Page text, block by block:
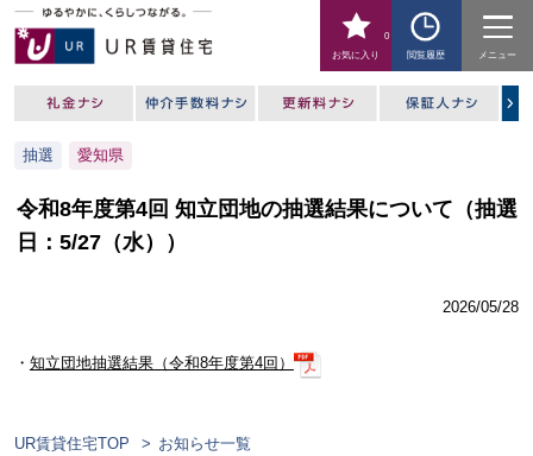
お気に入り
0
閲覧履歴
メニュー
抽選 愛知県
令和8年度第4回 知立団地の抽選結果について（抽選
日：5/27（水））
2026/05/28
・ 知立団地抽選結果（令和8年度第4回）
UR賃貸住宅TOP お知らせ一覧